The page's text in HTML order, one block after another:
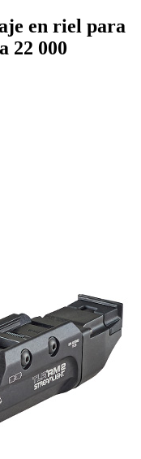
en riel para
22 000